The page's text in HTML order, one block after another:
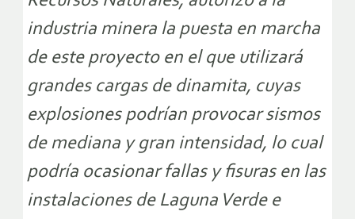
industria minera la puesta en marcha
de este proyecto en el que utilizará
grandes cargas de dinamita, cuyas
explosiones podrían provocar sismos
de mediana y gran intensidad, lo cual
podría ocasionar fallas y fisuras en las
instalaciones de Laguna Verde e